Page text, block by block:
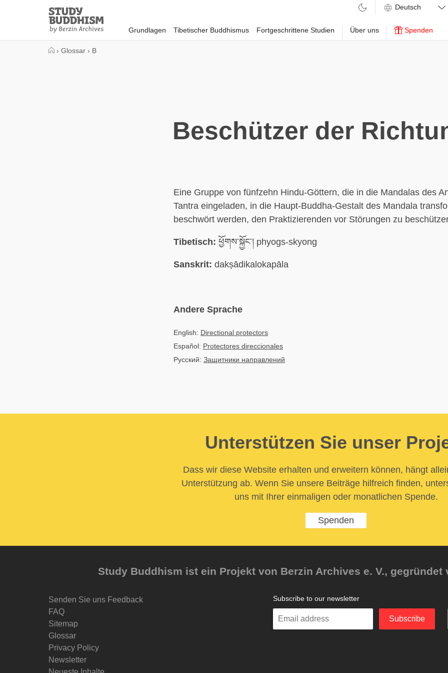
Study
Buddhism
Home
Grundlagen Tibetischer Buddhismus Fortgeschrittene Studien Über uns Spenden
› Glossar › B
Beschützer der
Eine Gruppe von fünfzehn Hindu-Göttern, die in die Mandalas des
Tantra eingeladen, in die Haupt-Buddha-Gestalt des Mandala
beschwört werden, den Praktizierenden vor Störungen zu
Tibetisch: ཕྱོགས་སྐྱོང་། phyogs-skyong
Sanskrit: dakṣādikalokapāla
Andere Sprache
English: Directional protectors
Español: Protectores direccionales
Русский: Защитники направлений
Unterstützen Sie unser
Dass wir diese Website erhalten und erweitern können, hängt
Unterstützung ab. Wenn Sie unsere Beiträge hilfreich finden,
uns mit Ihrer einmaligen oder monatlichen Spende.
Spenden
Study Buddhism ist ein Projekt von Berzin Archives e. V., gegründet
Senden Sie uns Feedback
FAQ
Sitemap
Glossar
Privacy Policy
Newsletter
Subscribe to our newsletter
Enter
Subscribe